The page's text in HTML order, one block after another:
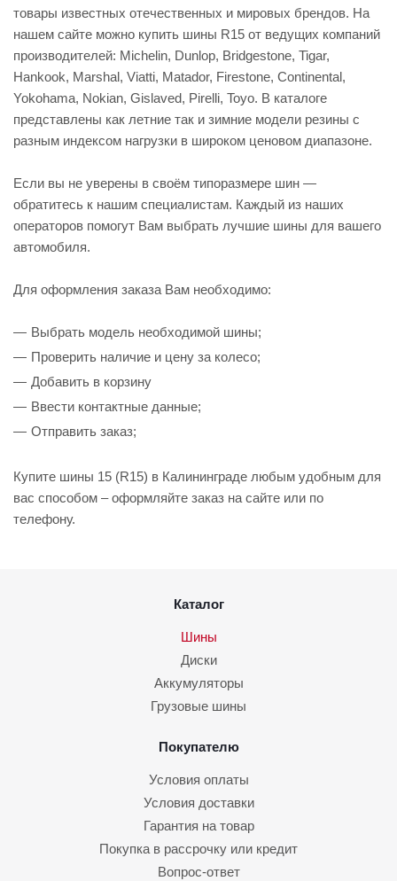
товары известных отечественных и мировых брендов. На
нашем сайте можно купить шины R15 от ведущих компаний
производителей: Michelin, Dunlop, Bridgestone, Tigar,
Hankook, Marshal, Viatti, Matador, Firestone, Continental,
Yokohama, Nokian, Gislaved, Pirelli, Toyo. В каталоге
представлены как летние так и зимние модели резины с
разным индексом нагрузки в широком ценовом диапазоне.
Если вы не уверены в своём типоразмере шин —
обратитесь к нашим специалистам. Каждый из наших
операторов помогут Вам выбрать лучшие шины для вашего
автомобиля.
Для оформления заказа Вам необходимо:
Выбрать модель необходимой шины;
Проверить наличие и цену за колесо;
Добавить в корзину
Ввести контактные данные;
Отправить заказ;
Купите шины 15 (R15) в Калининграде любым удобным для
вас способом – оформляйте заказ на сайте или по
телефону.
Каталог
Шины
Диски
Аккумуляторы
Грузовые шины
Покупателю
Условия оплаты
Условия доставки
Гарантия на товар
Покупка в рассрочку или кредит
Вопрос-ответ